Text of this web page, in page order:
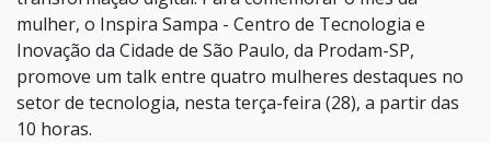
mulher, o Inspira Sampa - Centro de Tecnologia e
Inovação da Cidade de São Paulo, da Prodam-SP,
promove um talk entre quatro mulheres destaques no
setor de tecnologia, nesta terça-feira (28), a partir das
10 horas.